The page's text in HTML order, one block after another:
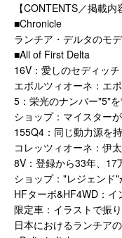
【CONTENTS／掲載内
■Chronicle
ランチア・デルタのモ
■All of First Delta
16V：愛しのセディッ
エボルツィオーネ：エ
5：栄光のナンバー"5"
ショップ：マイスター
155Q4：同じ動力源を
コレッツィオーネ：伊
8V：登録から33年、17
ショップ："レジェンド
HFターボ&HF4WD：
限定車：イラストで振
日本におけるランチア